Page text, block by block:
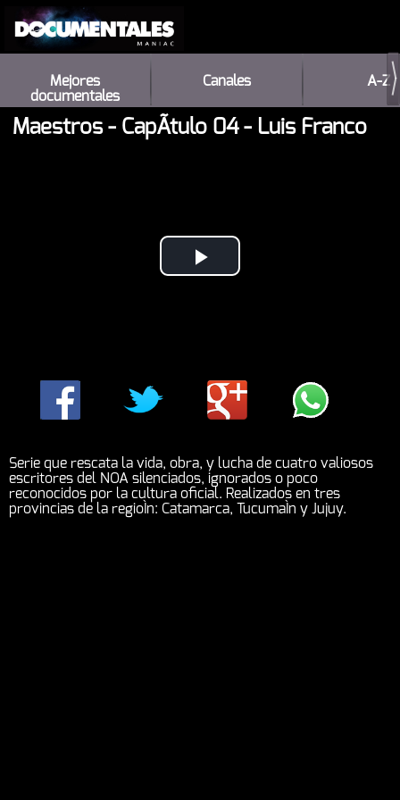
Mejores
documentales
Canales A-Z
Maestros - CapÃ­tulo 04 - Luis Franco
Play
Serie que rescata la vida, obra, y lucha de cuatro valiosos
escritores del NOA silenciados, ignorados o poco
reconocidos por la cultura oficial. Realizados en tres
provincias de la regioÌn: Catamarca, TucumaÌn y Jujuy.